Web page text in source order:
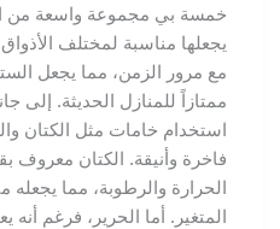
خمسة بي مجموعة واسعة من
يجعلها مناسبة لمختلف الأذواق.
مع مرور الزمن، مما يجعل
ممتازاً للمنازل الحديثة. إلى
استخدام خامات مثل الكتان
فاخرة وأنيقة. الكتان معروف
الحرارة والرطوبة، مما يجعله
المتغير. أما الحرير، فرغم أنه